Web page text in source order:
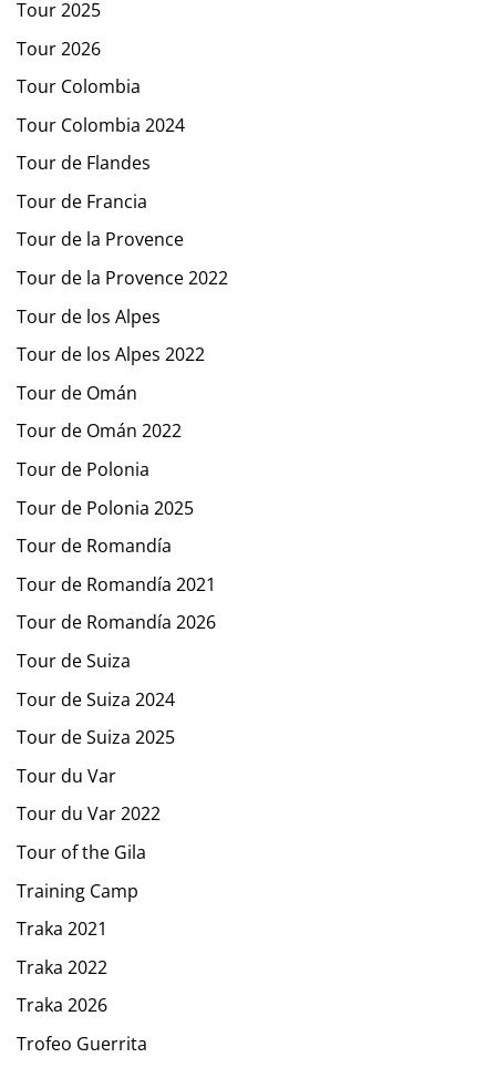
Tour 2025
Tour 2026
Tour Colombia
Tour Colombia 2024
Tour de Flandes
Tour de Francia
Tour de la Provence
Tour de la Provence 2022
Tour de los Alpes
Tour de los Alpes 2022
Tour de Omán
Tour de Omán 2022
Tour de Polonia
Tour de Polonia 2025
Tour de Romandía
Tour de Romandía 2021
Tour de Romandía 2026
Tour de Suiza
Tour de Suiza 2024
Tour de Suiza 2025
Tour du Var
Tour du Var 2022
Tour of the Gila
Training Camp
Traka 2021
Traka 2022
Traka 2026
Trofeo Guerrita